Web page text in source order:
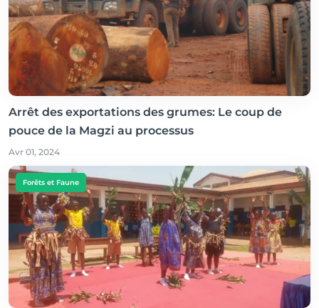
Arrêt des exportations des grumes: Le coup de
pouce de la Magzi au processus
Avr 01, 2024
Forêts et Faune